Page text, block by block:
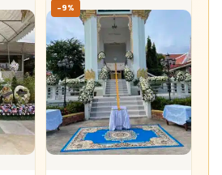
-9%